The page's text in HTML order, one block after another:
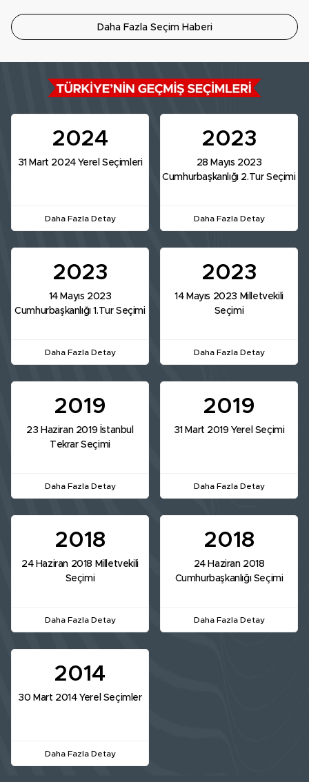
Daha Fazla Seçim Haberi
2024
31 Mart 2024 Yerel Seçimleri
Daha Fazla Detay
2023
28 Mayıs 2023
Cumhurbaşkanlığı 2.Tur Seçimi
Daha Fazla Detay
2023
14 Mayıs 2023
Cumhurbaşkanlığı 1.Tur Seçimi
Daha Fazla Detay
2023
14 Mayıs 2023 Milletvekili
Seçimi
Daha Fazla Detay
2019
23 Haziran 2019 İstanbul
Tekrar Seçimi
Daha Fazla Detay
2019
31 Mart 2019 Yerel Seçimi
Daha Fazla Detay
2018
24 Haziran 2018 Milletvekili
Seçimi
Daha Fazla Detay
2018
24 Haziran 2018
Cumhurbaşkanlığı Seçimi
Daha Fazla Detay
2014
30 Mart 2014 Yerel Seçimler
Daha Fazla Detay